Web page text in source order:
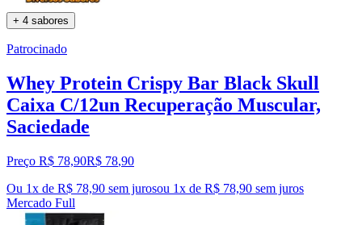
+ 4 sabores
Patrocinado
Whey Protein Crispy Bar Black Skull
Caixa C/12un Recuperação Muscular,
Saciedade
Preço R$ 78,90R$ 78,90
Ou 1x de R$ 78,90 sem jurosou 1x de R$ 78,90 sem juros
Mercado Full